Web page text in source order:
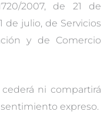
2007, de 21 de
de julio, de Servicios
y de Comercio
ni compartirá
expreso.